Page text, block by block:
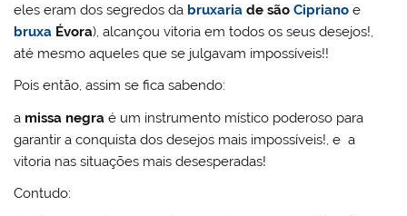
eles eram dos segredos da bruxaria de sãoCipriano e
bruxa Évora), alcançou vitoria em todos os seus desejos!,
até mesmo aqueles que se julgavam impossíveis!!
Pois então, assim se fica sabendo:
a missa negra é um instrumento místico poderoso para
garantir a conquista dos desejos mais impossíveis!, e a
vitoria nas situações mais desesperadas!
Contudo: